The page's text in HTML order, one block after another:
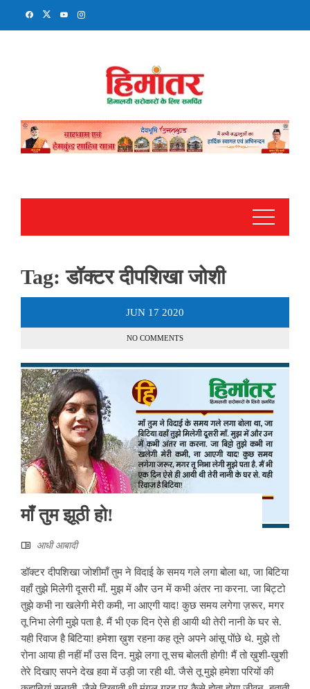
Tag:डॉक्टर दीपशिखा जोशी
JUN 17 2020
NO COMMENTS
माँ तुम झूठी हो!
आधी आबादी
डॉक्टर दीपशिखा जोशीमाँ तुम ने विदाई के समय गले लगा बोला था, जा बिटिया
वहाँ तुझे मिलेगी दूसरी माँ. मुझ में और उन में कभी अंतर ना करना. जा बिट्टो
तुझे कभी ना खलेगी मेरी कमी, ना आएगी याद! कुछ समय लगेगा ज़रूर, मगर
तू निभा लेगी मुझे पता है. मैं भी एक दिन ऐसे ही आयी थी तेरी नानी के घर से.
यही रिवाज है बिटिया! हमेशा ख़ुश रहना कह तूने अपने आंसू पोंछे थे. मुझे तो
रोना आया ही नहीं माँ उस दिन. मुझे लगा तू सच बोलती होगी! मैं तो ख़ुशी-ख़ुशी
तेरे दिखाए सपने देख हवा में उड़ी जा रही थी. जैसे तू मुझे हमेशा परियों की